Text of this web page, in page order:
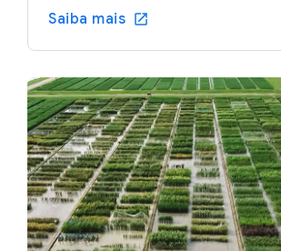
Saiba mais